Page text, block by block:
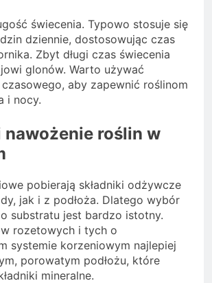
świecenia. Typowo stosuje się
dziennie, dostosowując czas
Zbyt długi czas świecenia
glonów. Warto używać
aby zapewnić roślinom
i nocy.
nawożenie roślin w
pobierają składniki odżywcze
jak i z podłoża. Dlatego wybór
substratu jest bardzo istotny.
rozetowych i tych o
systemie korzeniowym najlepiej
porowatym podłożu, które
mineralne.